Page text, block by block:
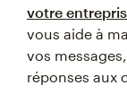
votre
vous aide à
vos
réponses aux